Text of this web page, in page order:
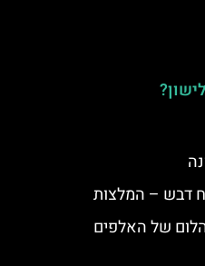
דבש – המלצות
של האלפים